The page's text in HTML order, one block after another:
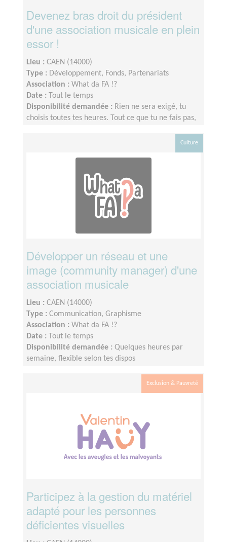
Devenez bras droit du président
d'une association musicale en plein
essor !
Lieu : CAEN (14000)
Type : Développement, Fonds, Partenariats
Association : What da FA !?
Date :
Tout le temps
Disponibilité demandée : Rien ne sera exigé, tu
choisis toutes tes heures. Tout ce que tu ne fais pas,
en revanche que si tu souhaites participer, comme
nous sommes dans la culture et l'événement, cela
jour. 5h/ semaine nous aiderait déjà beaucoup.
Culture
Développer un réseau et une
image (community manager) d'une
association musicale
Lieu : CAEN (14000)
Type : Communication, Graphisme
Association : What da FA !?
Date :
Tout le temps
Disponibilité demandée : Quelques heures par
semaine, flexible selon tes dispos
Exclusion & Pauvreté
Participez à la gestion du matériel
adapté pour les personnes
déficientes visuelles